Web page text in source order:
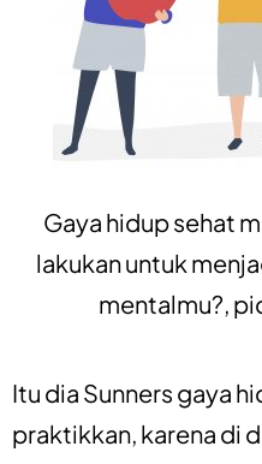
Gaya hidup sehat
lakukan untuk
mentalmu?,
Itu dia Sunners gaya
praktikkan, karena di